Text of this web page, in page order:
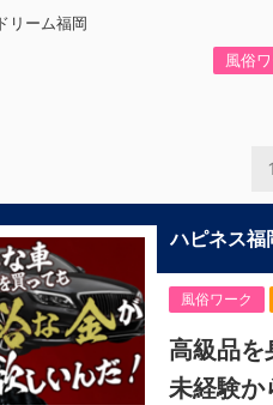
をするんじゃないの…(((;
店ページにアップしてお
確認ください！安心安全
ハピネスグループ一択で
のなりたい未来をハピネ
福岡で描きませんか？？
しております。
リーム福岡
風俗
1
ハピネス福
風俗ワーク
高級品を
未経験か